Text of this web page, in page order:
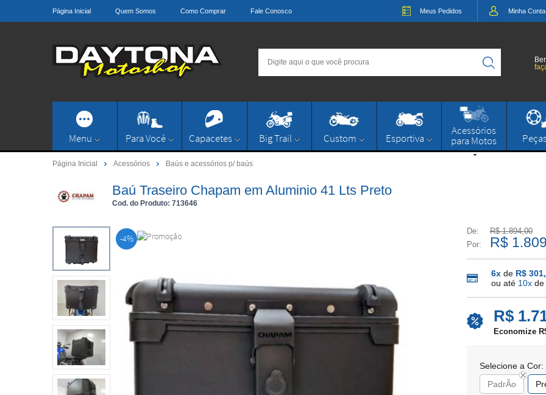
Página Inicial Quem Somos Como Comprar Fale Conosco Meus Pedidos MinhaConta
Menu Para Você Capacetes Big Trail Custom Esportiva
Acessórios
para Motos
Página Inicial Acessórios Baús e acessórios p/ baús
Baú Traseiro Chapam em Aluminio 41 Lts Preto
Cod. do Produto: 713646
-4%
De:
R$ 1.894,00
Por:
R$
6xde R$
ou até 10xde
R$
Economize
Selecione a Cor:
PadrÃo